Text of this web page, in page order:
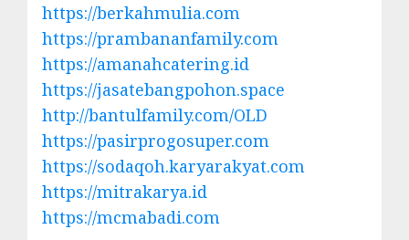
https://berkahmulia.com
https://prambananfamily.com
https://amanahcatering.id
https://jasatebangpohon.space
http://bantulfamily.com/OLD
https://pasirprogosuper.com
https://sodaqoh.karyarakyat.com
https://mitrakarya.id
https://mcmabadi.com